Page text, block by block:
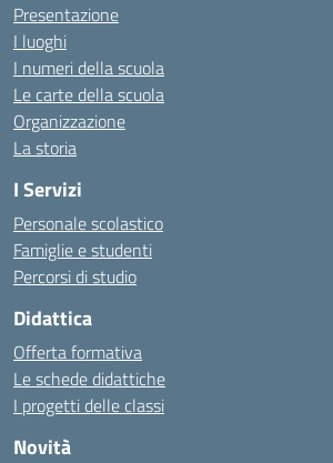
Presentazione
I luoghi
I numeri della scuola
Le carte della scuola
Organizzazione
La storia
I Servizi
Personale scolastico
Famiglie e studenti
Percorsi di studio
Didattica
Offerta formativa
Le schede didattiche
I progetti delle classi
Novità